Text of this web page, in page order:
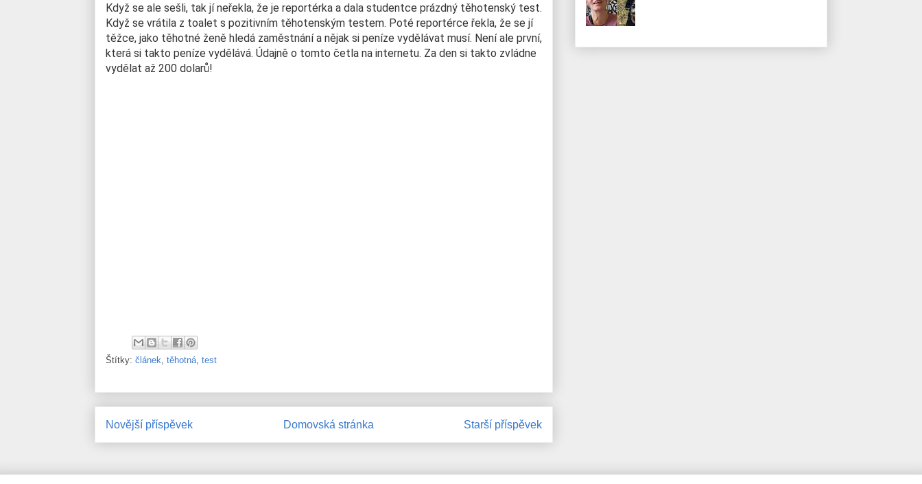
Když se ale sešli, tak jí neřekla, že je reportérka a dala studentce prázdný těhotenský test.
Když se vrátila z toalet s pozitivním těhotenským testem. Poté reportérce řekla, že se jí
těžce, jako těhotné ženě hledá zaměstnání a nějak si peníze vydělávat musí. Není ale první,
která si takto peníze vydělává. Údajně o tomto četla na internetu. Za den si takto zvládne
vydělat až 200 dolarů!
Štítky: článek, těhotná, test
Novější příspěvek Starší příspěvek
Domovská stránka